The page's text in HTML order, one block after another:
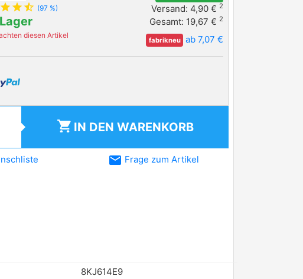
star star star_half (97 %)
diesen Artikel
Versand: 4,90 € 2
Gesamt: 19,67 € 2
fabrikneu ab 7,07 €
shopping_cart IN DEN WARENKORB
email Frage zum Artikel
8KJ614E9